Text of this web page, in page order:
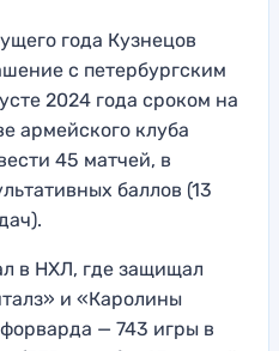
года Кузнецов
с петербургским
2024 года сроком на
армейского клуба
45 матчей, в
баллов (13
в НХЛ, где защищал
и «Каролины
— 743 игры в